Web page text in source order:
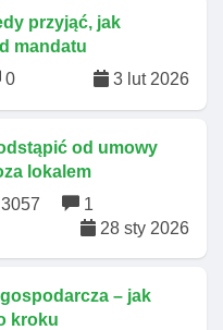
przyjąć, jak
mandatu
0 3 lut 2026
od umowy
lokalem
1
28 sty 2026
– jak
kroku